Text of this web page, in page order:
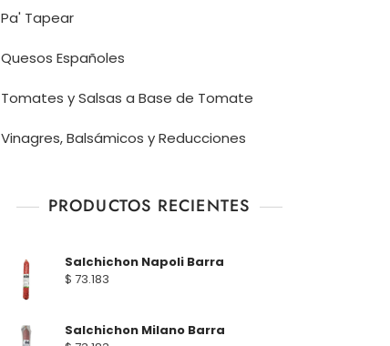
Pa' Tapear
Quesos Españoles
Tomates y Salsas a Base de Tomate
Vinagres, Balsámicos y Reducciones
PRODUCTOS RECIENTES
Salchichon Napoli Barra
$ 73.183
Salchichon Milano Barra